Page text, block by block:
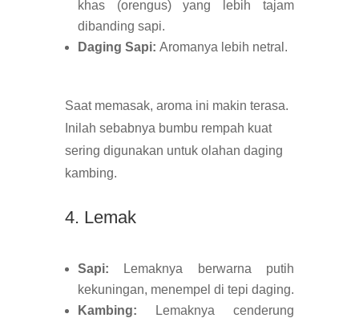
khas (orengus) yang lebih tajam
dibanding sapi.
Daging Sapi: Aromanya lebih netral.
Saat memasak, aroma ini makin terasa.
Inilah sebabnya bumbu rempah kuat
sering digunakan untuk olahan daging
kambing.
4. Lemak
Sapi:
Lemaknya berwarna putih
kekuningan, menempel di tepi daging.
Kambing:
Lemaknya cenderung